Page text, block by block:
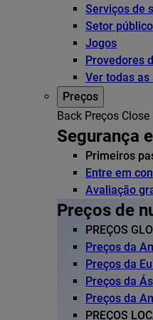
Serviços de
Setor público
Jogos
Provedores
Ver todas
Preços
Back Preços Close
Segurança
Primeiros
Entre em
Avaliação
Preços de
PREÇOS
Preços da
Preços da
Preços da
Preços da
PREÇOS